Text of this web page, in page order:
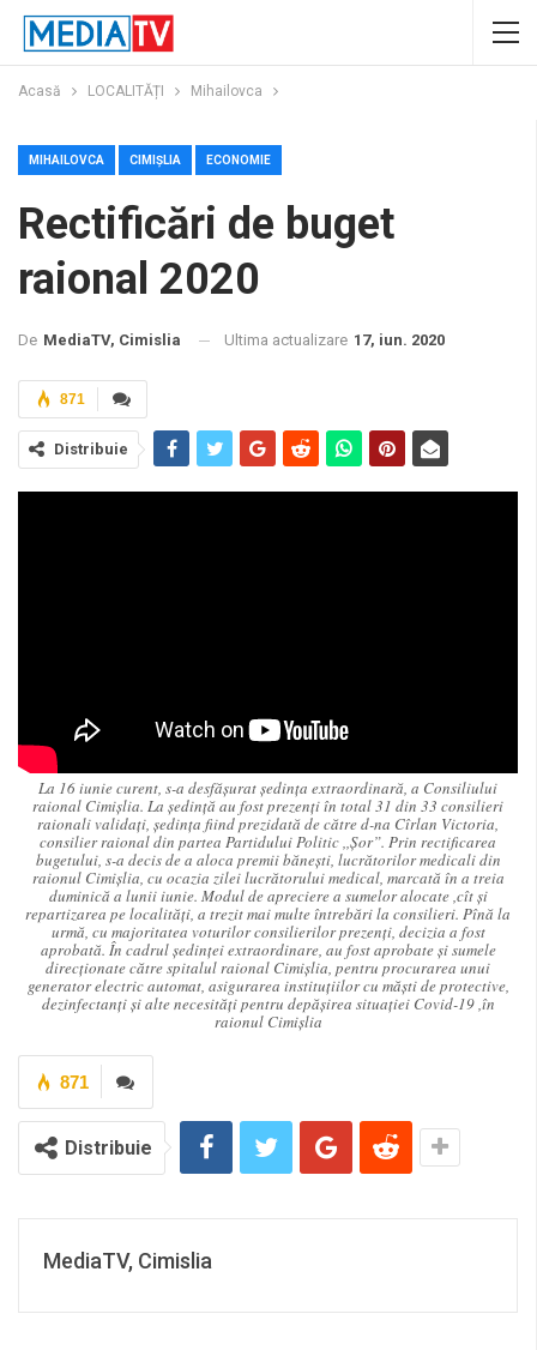
Acasă LOCALITĂȚI Mihailovca
MIHAILOVCA CIMIȘLIA ECONOMIE
Rectificări de buget
raional 2020
De MediaTV, Cimislia Ultima actualizare 17, iun. 2020
871
Distribuie
La 16 iunie curent, s-a desfășurat ședința extraordinară, a Consiliului
raional Cimișlia. La ședință au fost prezenți în total 31 din 33 consilieri
raionali validați, ședința fiind prezidată de către d-na Cîrlan Victoria,
consilier raional din partea Partidului Politic ,,Șor”. Prin rectificarea
bugetului, s-a decis de a aloca premii bănești, lucrătorilor medicali din
raionul Cimișlia, cu ocazia zilei lucrătorului medical, marcată în a treia
duminică a lunii iunie. Modul de apreciere a sumelor alocate ,cît și
repartizarea pe localități, a trezit mai multe întrebări la consilieri. Pînă la
urmă, cu majoritatea voturilor consilierilor prezenți, decizia a fost
aprobată. În cadrul ședinței extraordinare, au fost aprobate și sumele
direcționate către spitalul raional Cimișlia, pentru procurarea unui
generator electric automat, asigurarea instituțiilor cu măști de protective,
dezinfectanți și alte necesități pentru depășirea situației Covid-19 ,în
raionul Cimișlia
871
Distribuie
MediaTV, Cimislia